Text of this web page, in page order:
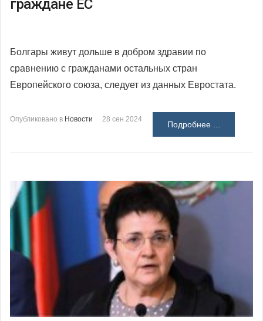
граждане ЕС
Болгары живут дольше в добром здравии по
сравнению с гражданами остальных стран
Европейского союза, следует из данных Евростата.
Опубликовано в Новости 28 сен 2024
Подробнее ...